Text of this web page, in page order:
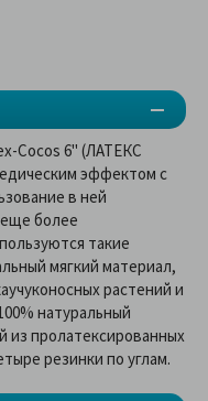
Cocos 6" (ЛАТЕКС
эффектом с
в ней
более
такие
мягкий материал,
растений и
натуральный
из пролатексированных
резинки по углам.